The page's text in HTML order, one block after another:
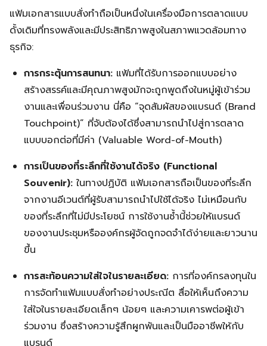
แฟ้มเอกสารแบบสั่งทำถือเป็นหนึ่งในเครื่องมือการตลาดแบบ
ดั้งเดิมที่ทรงพลังและมีประสิทธิภาพสูงในสภาพแวดล้อมทาง
ธุรกิจ:
การกระตุ้นการสนทนา: แฟ้มที่ได้รับการออกแบบอย่าง
สร้างสรรค์และมีคุณภาพสูงมักจะถูกพูดถึงในหมู่ผู้เข้าร่วม
งานและเพื่อนร่วมงาน นี่คือ “จุดสัมผัสของแบรนด์ (Brand
Touchpoint)” ที่จับต้องได้ซึ่งสามารถนำไปสู่การตลาด
แบบบอกต่อที่มีค่า (Valuable Word-of-Mouth)
การเป็นของที่ระลึกที่ใช้งานได้จริง (Functional
Souvenir): ในทางปฏิบัติ แฟ้มเอกสารถือเป็นของที่ระลึก
จากงานอีเวนต์ที่ผู้รับสามารถนำไปใช้ได้จริง ไม่เหมือนกับ
ของที่ระลึกที่ไม่มีประโยชน์ การใช้งานซ้ำนี้ช่วยให้แบรนด์
ของงานประชุมหรือองค์กรผู้จัดถูกจดจำได้ง่ายและยาวนาน
ขึ้น
การสะท้อนความใส่ใจในรายละเอียด: การที่องค์กรลงทุนใน
การจัดทำแฟ้มแบบสั่งทำอย่างประณีต สื่อให้เห็นถึงความ
ใส่ใจในรายละเอียดเล็กๆ น้อยๆ และความเคารพต่อผู้เข้า
ร่วมงาน ซึ่งสร้างความรู้สึกผูกพันและเป็นมืออาชีพให้กับ
แบรนด์